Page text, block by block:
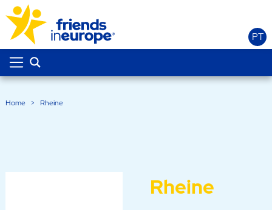
PT
Home > Rheine
Rheine